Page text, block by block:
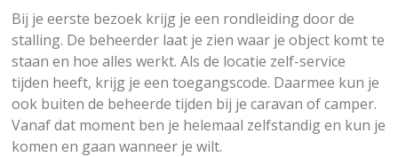
Bij je eerste bezoek krijg je een rondleiding door de
stalling. De beheerder laat je zien waar je object komt te
staan en hoe alles werkt. Als de locatie zelf-service
tijden heeft, krijg je een toegangscode. Daarmee kun je
ook buiten de beheerde tijden bij je caravan of camper.
Vanaf dat moment ben je helemaal zelfstandig en kun je
komen en gaan wanneer je wilt.